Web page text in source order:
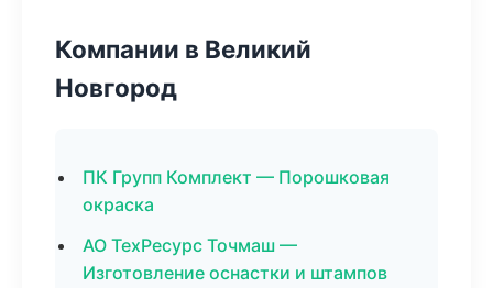
Компании в Великий
Новгород
ПК Групп Комплект — Порошковая
окраска
АО ТехРесурс Точмаш —
Изготовление оснастки и штампов